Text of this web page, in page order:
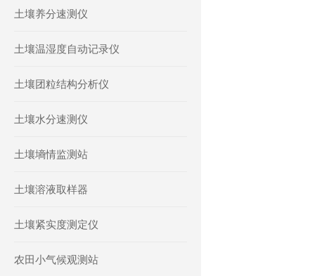
土壤养分速测仪
土壤温湿度自动记录仪
土壤团粒结构分析仪
土壤水分速测仪
土壤墒情监测站
土壤溶液取样器
土壤紧实度测定仪
农田小气候观测站